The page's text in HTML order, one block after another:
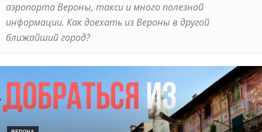
аэропорта Вероны, такси и много полезной
информации. Как доехать из Вероны в другой
ближайший город?